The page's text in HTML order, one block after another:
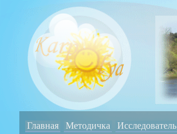
Главная Методичка Исследователь